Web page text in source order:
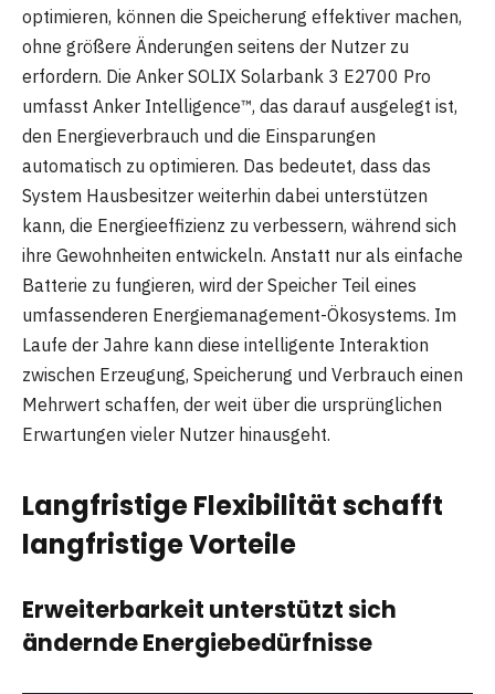
optimieren, können die Speicherung effektiver machen,
ohne größere Änderungen seitens der Nutzer zu
erfordern. Die Anker SOLIX Solarbank 3 E2700 Pro
umfasst Anker Intelligence™, das darauf ausgelegt ist,
den Energieverbrauch und die Einsparungen
automatisch zu optimieren. Das bedeutet, dass das
System Hausbesitzer weiterhin dabei unterstützen
kann, die Energieeffizienz zu verbessern, während sich
ihre Gewohnheiten entwickeln. Anstatt nur als einfache
Batterie zu fungieren, wird der Speicher Teil eines
umfassenderen Energiemanagement-Ökosystems. Im
Laufe der Jahre kann diese intelligente Interaktion
zwischen Erzeugung, Speicherung und Verbrauch einen
Mehrwert schaffen, der weit über die ursprünglichen
Erwartungen vieler Nutzer hinausgeht.
Langfristige Flexibilität schafft
langfristige Vorteile
Erweiterbarkeit unterstützt sich
ändernde Energiebedürfnisse